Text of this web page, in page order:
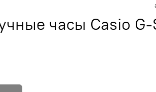
часы Casio G-